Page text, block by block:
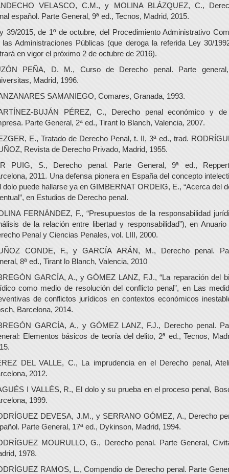
VELASCO, C.M., y MOLINA BLÁZQUEZ, C.,
español. Parte General, 9ª ed., Tecnos, Madrid, 2015.
39/2015, de 1º de octubre, del Procedimiento Administrativo
las Administraciones Públicas (que deroga la referida Ley 30/
en vigor el próximo 2 de octubre de 2016).
PEÑA, D. M., Curso de Derecho penal. Parte
Madrid, 1996.
SAMANIEGO, Comares, Granada, 1993.
BUJÁN PÉREZ, C., Derecho penal económico y
Parte General, 2ª ed., Tirant lo Blanch, Valencia, 2007.
E., Tratado de Derecho Penal, t. II, 3ª ed., trad.
Revista de Derecho Privado, Madrid, 1955.
PUIG, S., Derecho penal. Parte General, 9ª ed.,
2011. Una defensa pionera en España del concepto
dolo puede hallarse ya en GIMBERNAT ORDEIG, E., “Acerca del
en Estudios de Derecho penal.
FERNÁNDEZ, F., “Presupuestos de la responsabilidad
de la relación entre libertad y responsabilidad”), en Anuario
Penal y Ciencias Penales, vol. LIII, 2000.
CONDE, F., y GARCÍA ARÁN, M., Derecho penal.
8ª ed., Tirant lo Blanch, Valencia, 2010
GARCÍA, A., y GÓMEZ LANZ, F.J., “La reparación del
como medio de resolución del conflicto penal”, en Las
de conflictos jurídicos en contextos económicos
Barcelona, 2014.
GARCÍA, A., y GÓMEZ LANZ, F.J., Derecho penal.
Elementos básicos de teoría del delito, 2ª ed., Tecnos,
DEL VALLE, C., La imprudencia en el Derecho penal,
2012.
I VALLÉS, R., El dolo y su prueba en el proceso penal,
1999.
DEVESA, J.M., y SERRANO GÓMEZ, A., Derecho
Parte General, 17ª ed., Dykinson, Madrid, 1994.
MOURULLO, G., Derecho penal. Parte General,
1978.
RAMOS, L., Compendio de Derecho penal. Parte